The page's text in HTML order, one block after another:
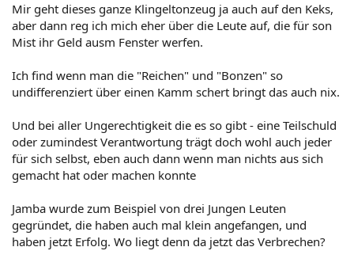
Mir geht dieses ganze Klingeltonzeug ja auch auf den Keks,
aber dann reg ich mich eher über die Leute auf, die für son
Mist ihr Geld ausm Fenster werfen.
Ich find wenn man die "Reichen" und "Bonzen" so
undifferenziert über einen Kamm schert bringt das auch nix.
Und bei aller Ungerechtigkeit die es so gibt - eine Teilschuld
oder zumindest Verantwortung trägt doch wohl auch jeder
für sich selbst, eben auch dann wenn man nichts aus sich
gemacht hat oder machen konnte
Jamba wurde zum Beispiel von drei Jungen Leuten
gegründet, die haben auch mal klein angefangen, und
haben jetzt Erfolg. Wo liegt denn da jetzt das Verbrechen?